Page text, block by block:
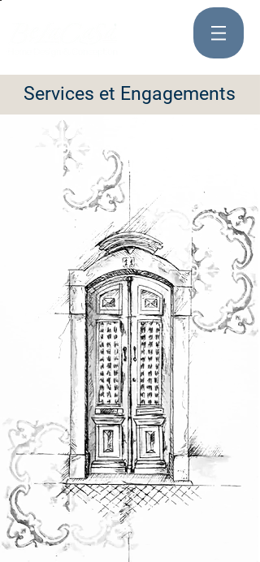
Services et Engagements